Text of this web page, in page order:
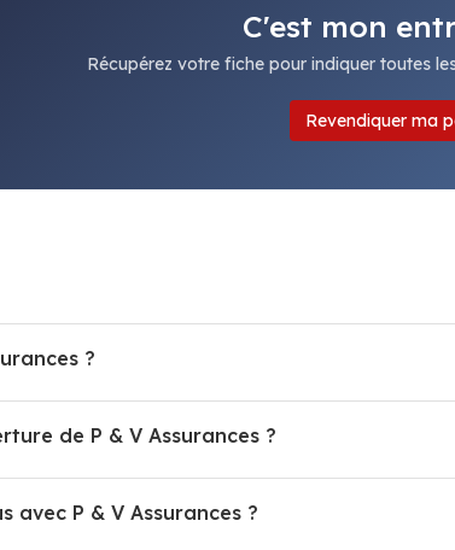
C'est mon
Récupérez votre fiche pour indiquer toutes
Revendiquer ma
?
de P & V Assurances ?
avec P & V Assurances ?